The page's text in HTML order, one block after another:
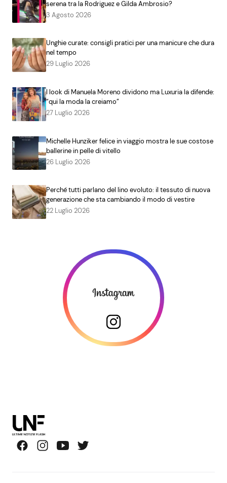
serena tra la Rodriguez e Gilda Ambrosio?
3 Agosto 2026
Unghie curate: consigli pratici per una manicure che dura
nel tempo
29 Luglio 2026
I look di Manuela Moreno dividono ma Luxuria la difende:
“qui la moda la creiamo”
27 Luglio 2026
Michelle Hunziker felice in viaggio mostra le sue costose
ballerine in pelle di vitello
26 Luglio 2026
Perché tutti parlano del lino evoluto: il tessuto di nuova
generazione che sta cambiando il modo di vestire
22 Luglio 2026